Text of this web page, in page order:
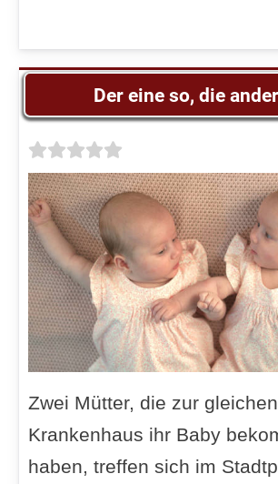
Der eine so, die
Zwei Mütter, die zur
Krankenhaus ihr Baby
haben, treffen sich im